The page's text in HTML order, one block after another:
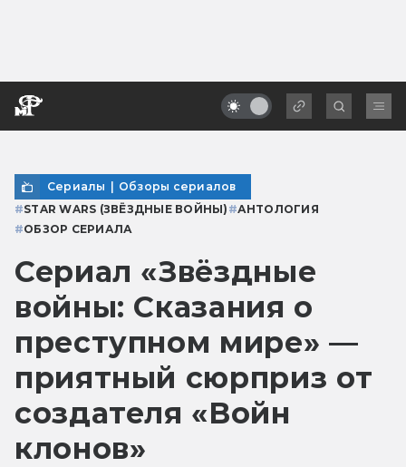
Сериалы | Обзоры сериалов
#STAR WARS (ЗВЁЗДНЫЕ ВОЙНЫ) #АНТОЛОГИЯ
#ОБЗОР СЕРИАЛА
Сериал «Звёздные
войны: Сказания о
преступном мире» —
приятный сюрприз от
создателя «Войн
клонов»